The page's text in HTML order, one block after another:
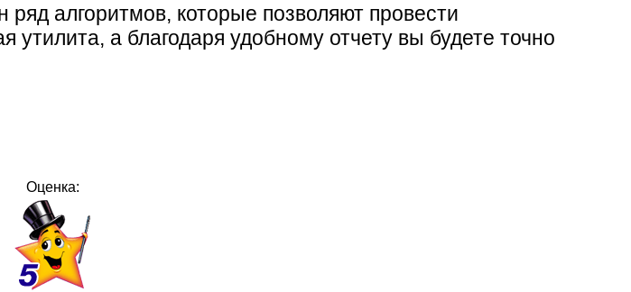
алгоритмов, которые позволяют провести
а благодаря удобному отчету вы будете точно
Оценка: